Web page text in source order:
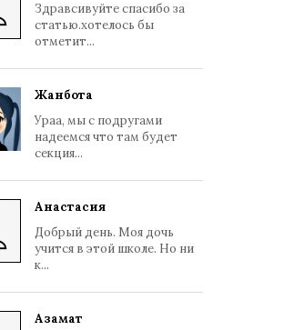
Здравсивуйте спасибо за
статью.хотелось бы
отметит...
Жанбота
Ураа, мы с подругами
надеемся что там будет
секция...
Анастасия
Добрый день. Моя дочь
учится в этой школе. Но ни
к...
Азамат